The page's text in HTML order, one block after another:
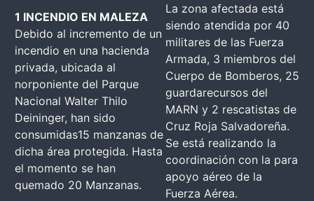
1 INCENDIO EN MALEZA
Debido al incremento de un
incendio en una hacienda
privada, ubicada al
norponiente del Parque
Nacional Walter Thilo
Deininger, han sido
consumidas15 manzanas de
dicha área protegida. Hasta
el momento se han
quemado 20 Manzanas.
La zona afectada está
siendo atendida por 40
militares de las Fuerza
Armada, 3 miembros del
Cuerpo de Bomberos, 25
guardarecursos del
MARN y 2 rescatistas de
Cruz Roja Salvadoreña.
Se está realizando la
coordinación con la para
apoyo aéreo de la
Fuerza Aérea.